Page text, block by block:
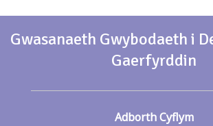
Gwasanaeth Gwybodaeth i
Gaerfyrddin
Adborth Cyflym